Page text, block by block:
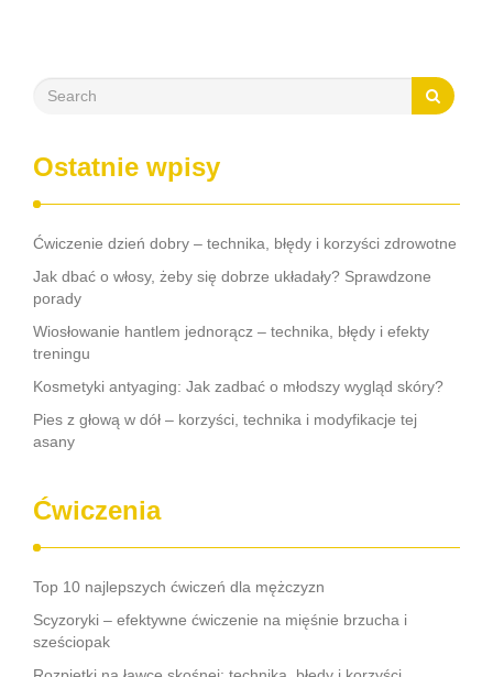
Ostatnie wpisy
Ćwiczenie dzień dobry – technika, błędy i korzyści zdrowotne
Jak dbać o włosy, żeby się dobrze układały? Sprawdzone
porady
Wiosłowanie hantlem jednorącz – technika, błędy i efekty
treningu
Kosmetyki antyaging: Jak zadbać o młodszy wygląd skóry?
Pies z głową w dół – korzyści, technika i modyfikacje tej
asany
Ćwiczenia
Top 10 najlepszych ćwiczeń dla mężczyzn
Scyzoryki – efektywne ćwiczenie na mięśnie brzucha i
sześciopak